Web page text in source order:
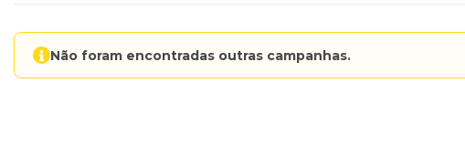
Não foram encontradas outras campanhas.